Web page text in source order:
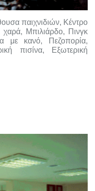
παιχνιδιών, Κέντρο
Μπιλιάρδο, Πινγκ
με κανό, Πεζοπορία,
πισίνα, Εξωτερική